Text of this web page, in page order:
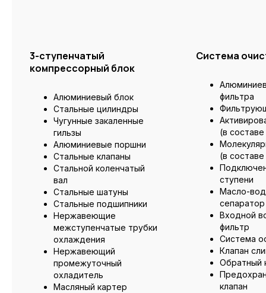
3-ступенчатый
компрессорный блок
Алюминиевый блок
Стальные цилиндры
Чугунные закаленные
гильзы
Алюминиевые поршни
Стальные клапаны
Стальной коленчатый
вал
Стальные шатуны
Стальные подшипники
Нержавеющие
межступенчатые трубки
охлаждения
Нержавеющий
промежуточный
охладитель
Масляный картер
Система
фильтра
(в
(в
ступени
Масло-
сепаратор
Входной
фильтр
Система
Клапан
Обратный
клапан